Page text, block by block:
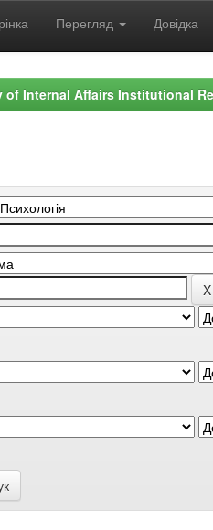
Перегляд Довідка
of Internal Affairs Institutional